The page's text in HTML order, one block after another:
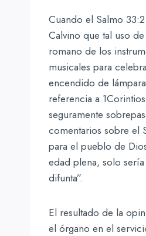
Cuando el Salmo
Calvino que tal uso
romano de los
musicales para
encendido de
referencia a
seguramente
comentarios sobre el
para el pueblo de
edad plena, solo
difunta”.
El resultado de la
el órgano en el